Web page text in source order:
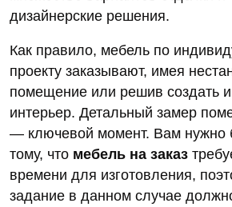
дизайнерские решения.
Как правило, мебель по
проекту заказывают, имея
помещение или решив создать
интерьер. Детальный замер
— ключевой момент. Вам нужно
тому, что мебель на заказ
времени для изготовления,
задание в данном случае